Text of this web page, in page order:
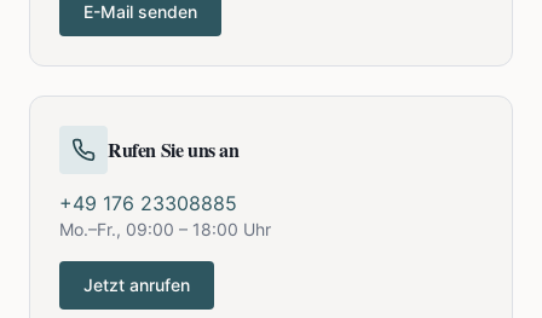
E-Mail senden
Rufen Sie uns an
+49 176 23308885
Mo.–Fr., 09:00 – 18:00 Uhr
Jetzt anrufen